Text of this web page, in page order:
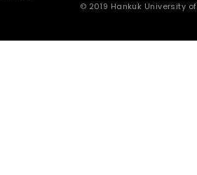
© 2019 Hankuk University